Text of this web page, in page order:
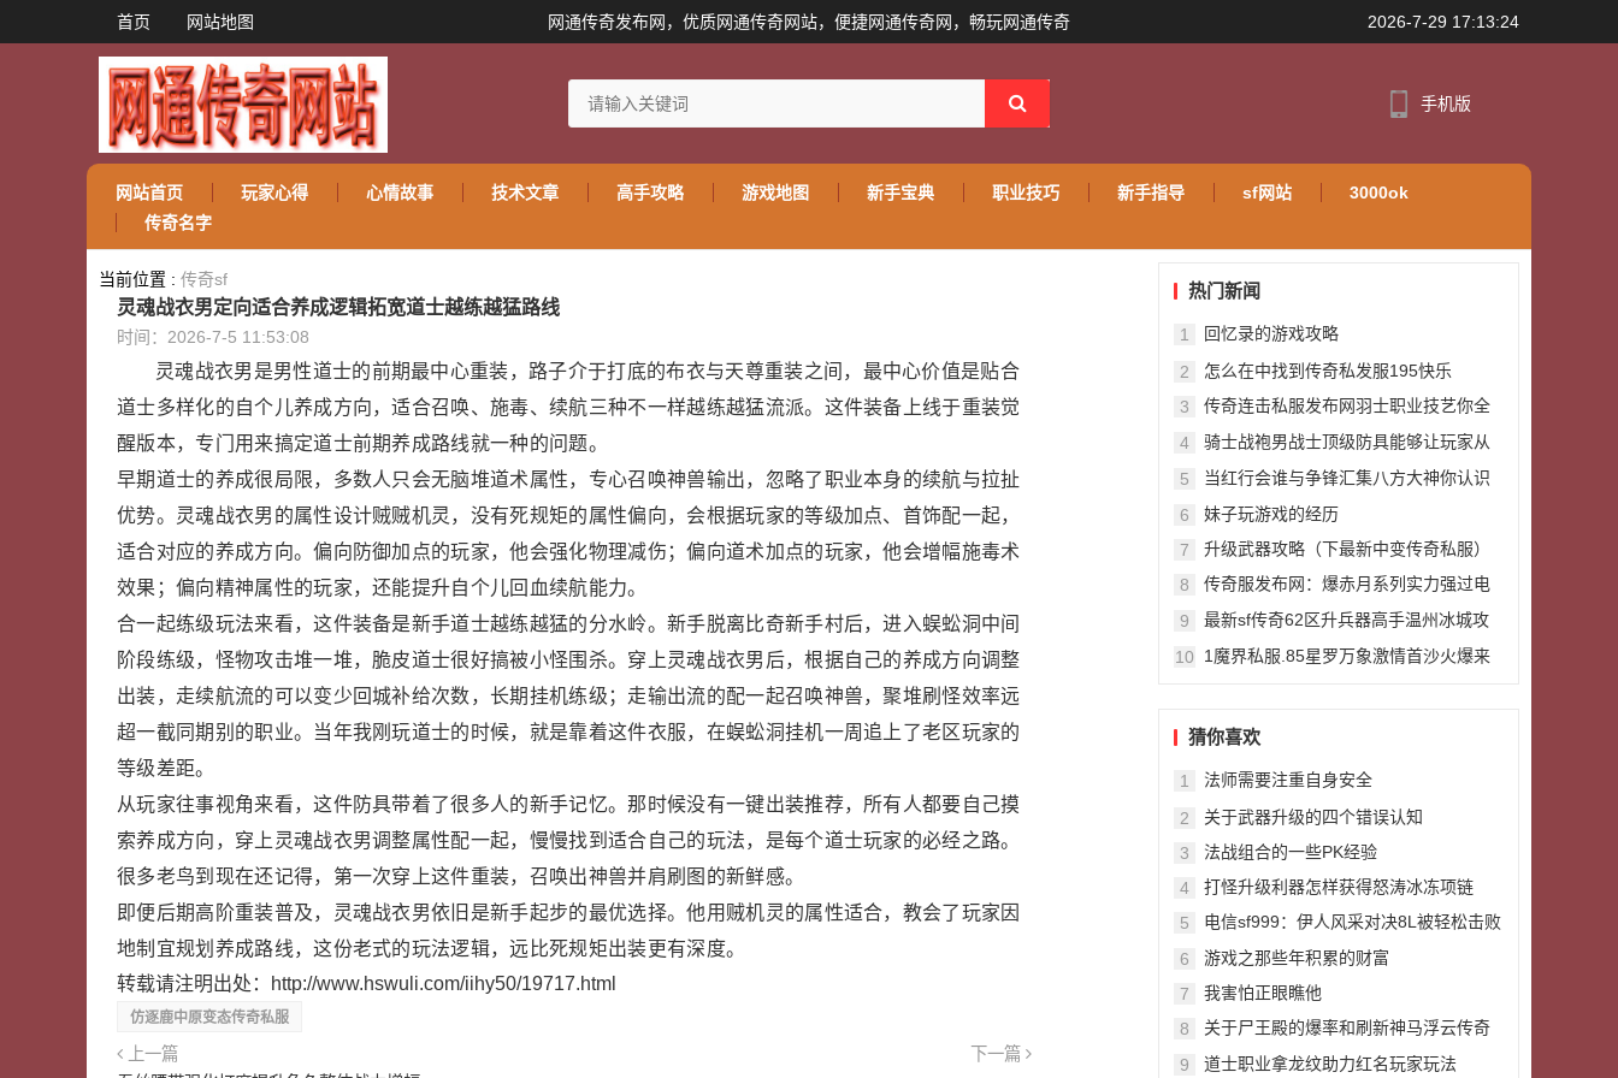
首页 网站地图 2026-7-29 17:13:24
网通传奇发布网，优质网通传奇网站，便捷网通传奇网，畅玩网通传奇
手机版
网站首页 玩家心得 心情故事 技术文章 高手攻略 游戏地图 新手宝典 职业技巧 新手指导 sf网站
3000ok
传奇名字
当前位置 : 传奇sf
灵魂战衣男定向适合养成逻辑拓宽道士越练越猛路线
时间：2026-7-5 11:53:08
灵魂战衣男是男性道士的前期最中心重装，路子介于打底的布衣与天尊重装之间，最中心价值是贴合
道士多样化的自个儿养成方向，适合召唤、施毒、续航三种不一样越练越猛流派。这件装备上线于重装觉
醒版本，专门用来搞定道士前期养成路线就一种的问题。
早期道士的养成很局限，多数人只会无脑堆道术属性，专心召唤神兽输出，忽略了职业本身的续航与拉扯
优势。灵魂战衣男的属性设计贼贼机灵，没有死规矩的属性偏向，会根据玩家的等级加点、首饰配一起，
适合对应的养成方向。偏向防御加点的玩家，他会强化物理减伤；偏向道术加点的玩家，他会增幅施毒术
效果；偏向精神属性的玩家，还能提升自个儿回血续航能力。
合一起练级玩法来看，这件装备是新手道士越练越猛的分水岭。新手脱离比奇新手村后，进入蜈蚣洞中间
阶段练级，怪物攻击堆一堆，脆皮道士很好搞被小怪围杀。穿上灵魂战衣男后，根据自己的养成方向调整
出装，走续航流的可以变少回城补给次数，长期挂机练级；走输出流的配一起召唤神兽，聚堆刷怪效率远
超一截同期别的职业。当年我刚玩道士的时候，就是靠着这件衣服，在蜈蚣洞挂机一周追上了老区玩家的
等级差距。
从玩家往事视角来看，这件防具带着了很多人的新手记忆。那时候没有一键出装推荐，所有人都要自己摸
索养成方向，穿上灵魂战衣男调整属性配一起，慢慢找到适合自己的玩法，是每个道士玩家的必经之路。
很多老鸟到现在还记得，第一次穿上这件重装，召唤出神兽并肩刷图的新鲜感。
即便后期高阶重装普及，灵魂战衣男依旧是新手起步的最优选择。他用贼机灵的属性适合，教会了玩家因
地制宜规划养成路线，这份老式的玩法逻辑，远比死规矩出装更有深度。
转载请注明出处：
http://www.hswuli.com/iihy50/19717.html
仿逐鹿中原变态传奇私服
上一篇
下一篇
热门新闻
1
回忆录的游戏攻略
2
怎么在中找到传奇私发服195快乐
3
传奇连击私服发布网羽士职业技艺你全
4
骑士战袍男战士顶级防具能够让玩家从
5
当红行会谁与争锋汇集八方大神你认识
6
妹子玩游戏的经历
7
升级武器攻略（下最新中变传奇私服）
8
传奇服发布网：爆赤月系列实力强过电
9
最新sf传奇62区升兵器高手温州冰城攻
10
1魔界私服.85星罗万象激情首沙火爆来
猜你喜欢
1
法师需要注重自身安全
2
关于武器升级的四个错误认知
3
法战组合的一些PK经验
4
打怪升级利器怎样获得怒涛冰冻项链
5
电信sf999：伊人风采对决8L被轻松击败
6
游戏之那些年积累的财富
7
我害怕正眼瞧他
8
关于尸王殿的爆率和刷新神马浮云传奇
9 道士职业拿龙纹助力红名玩家玩法